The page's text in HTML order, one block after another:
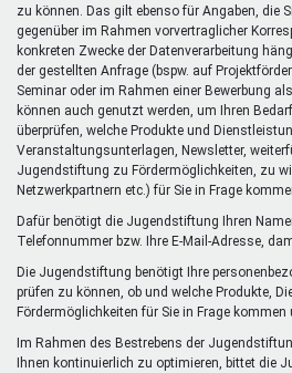
zu können. Das gilt ebenso für Angaben, die
gegenüber im Rahmen vorvertraglicher
konkreten Zwecke der Datenverarbeitung
der gestellten Anfrage (bspw. auf
Seminar oder im Rahmen einer Bewerbung
können auch genutzt werden, um Ihren
überprüfen, welche Produkte und
Veranstaltungsunterlagen, Newsletter,
Jugendstiftung zu Fördermöglichkeiten, zu
Netzwerkpartnern etc.) für Sie in Frage
Dafür benötigt die Jugendstiftung Ihren
Telefonnummer bzw. Ihre E-Mail-Adresse,
Die Jugendstiftung benötigt Ihre
prüfen zu können, ob und welche Produkte,
Fördermöglichkeiten für Sie in Frage kommen
Im Rahmen des Bestrebens der
Ihnen kontinuierlich zu optimieren, bittet die